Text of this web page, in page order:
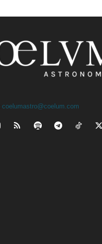
coelumastro@coelum.com